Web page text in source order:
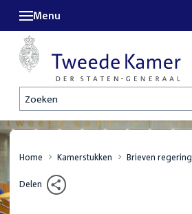
Zoeken
Menu
Home Kamerstukken Brieven regering
Delen